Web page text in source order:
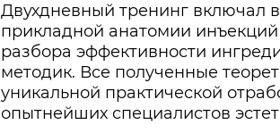
Двухдневный тренинг включал
прикладной анатомии
разбора эффективности
методик. Все полученные
уникальной практической
опытнейших специалистов